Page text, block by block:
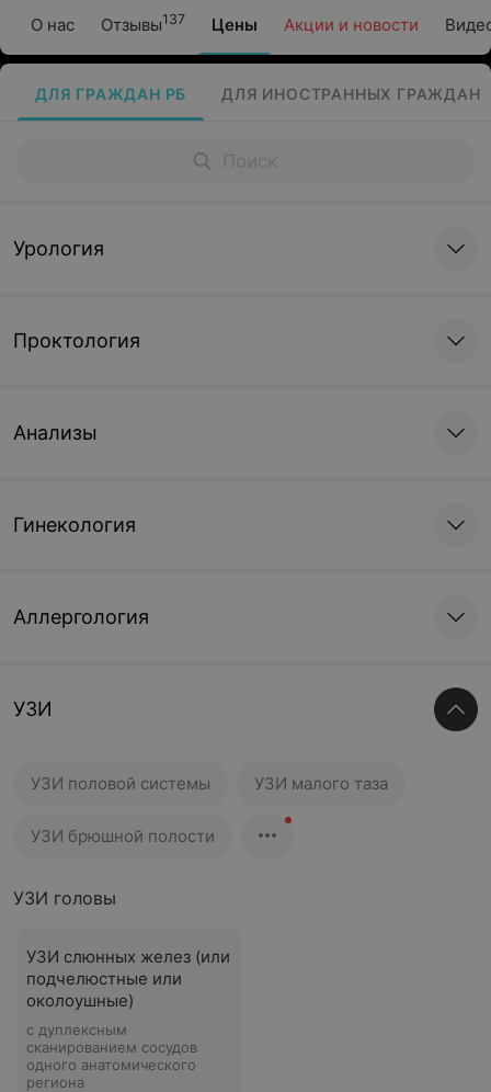
О нас Отзывы137 Цены Акции и новости
ДЛЯ ГРАЖДАН РБ ДЛЯ ИНОСТРАННЫХ ГРАЖДАН
Урология
Проктология
Анализы
Гинекология
Аллергология
УЗИ
УЗИ половой системы УЗИ малого таза
УЗИ брюшной полости
УЗИ головы
УЗИ слюнных желез (или
подчелюстные или
околоушные)
с дуплексным
сканированием сосудов
одного анатомического
региона